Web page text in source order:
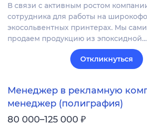
В связи с активным ростом
сотрудника для работы на
экосольвентных принтерах. Мы
продаем продукцию из эпоксидной…
Откликнуться
Менеджер в рекламную
менеджер (полиграфия)
80 000–125 000 ₽